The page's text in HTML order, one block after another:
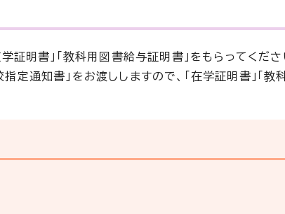
証明書」「教科用図書給与証明書」をもらってくだ
通知書」をお渡ししますので、「在学証明書」「教